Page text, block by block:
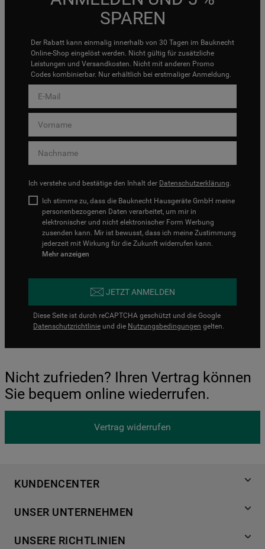
SPAREN
Der Rabatt kann einmalig innerhalb von 30 Tagen im Bauknecht
Online-Shop eingelöst werden. Nicht gültig für zusätzliche
Leistungen und Versandkosten. Nicht mit anderen Promo
Codes kombinierbar. Nur erhältlich bei erstmaliger Anmeldung.
Ich verstehe und bestätige den Inhalt der Datenschutzerklärung.
Ich stimme zu, dass die Bauknecht Hausgeräte GmbH meine
personenbezogenen Daten verarbeitet, um mir in
elektronischer und nicht elektronischer Form Werbung
zusenden kann. Mir ist bewusst, dass ich meine Zustimmung
jederzeit mit Wirkung für die Zukunft widerrufen kann.
Mehr anzeigen
JETZT ANMELDEN
Diese Seite ist durch reCAPTCHA geschützt und die Google
Datenschutzrichtlinie und die Nutzungsbedingungen gelten.
Nicht zufrieden? Ihren Vertrag können
Sie bequem online wiederrufen.
Vertrag widerrufen
KUNDENCENTER
Händlersuche
Häufige Fragen
UNSER UNTERNEHMEN
Für Händler
UNSERE RICHTLINIEN